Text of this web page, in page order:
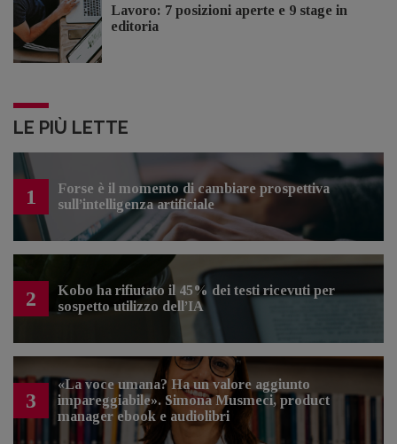
Lavoro: 7 posizioni aperte e 9 stage in
editoria
LE PIÙ LETTE
1
Forse è il momento di cambiare prospettiva
sull’intelligenza artificiale
2
Kobo ha rifiutato il 45% dei testi ricevuti per
sospetto utilizzo dell’IA
3
«La voce umana? Ha un valore aggiunto
impareggiabile». Simona Musmeci, product
manager ebook e audiolibri